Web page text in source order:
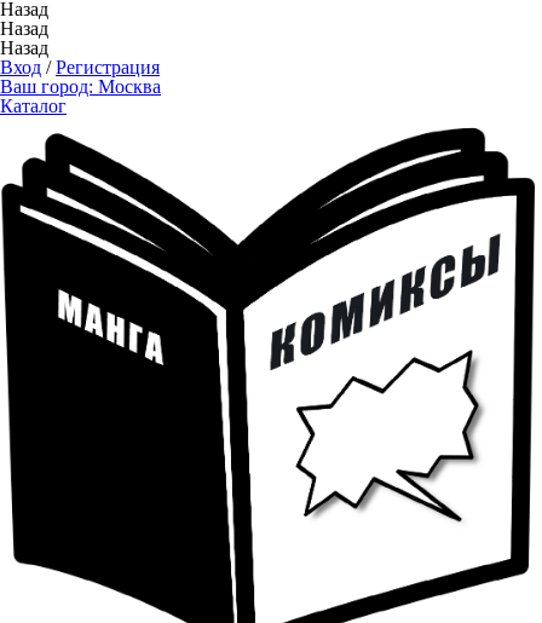
Назад
Назад
Назад
Вход /Регистрация
Ваш город: Москва
Каталог